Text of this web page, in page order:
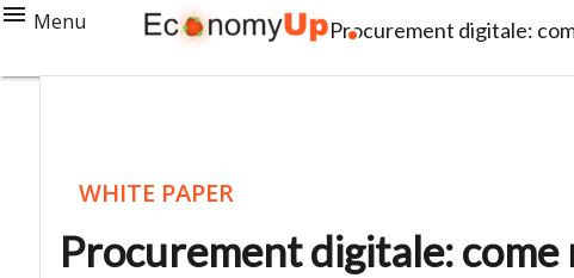
Menu Procurement digitale:
WHITE PAPER
Procurement digitale: